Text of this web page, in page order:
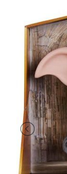
PELUCHE-
GADGET
PRIMA
INFANZIA
PUZZLE
SYLVANIAN
FAMILY
VALIGERIA-
BORSETTE